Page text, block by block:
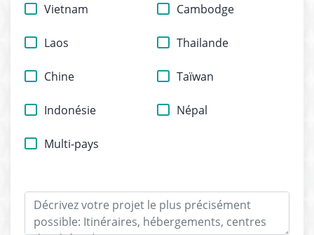
Vietnam Cambodge
Laos Thailande
Chine Taïwan
Indonésie Népal
Multi-pays